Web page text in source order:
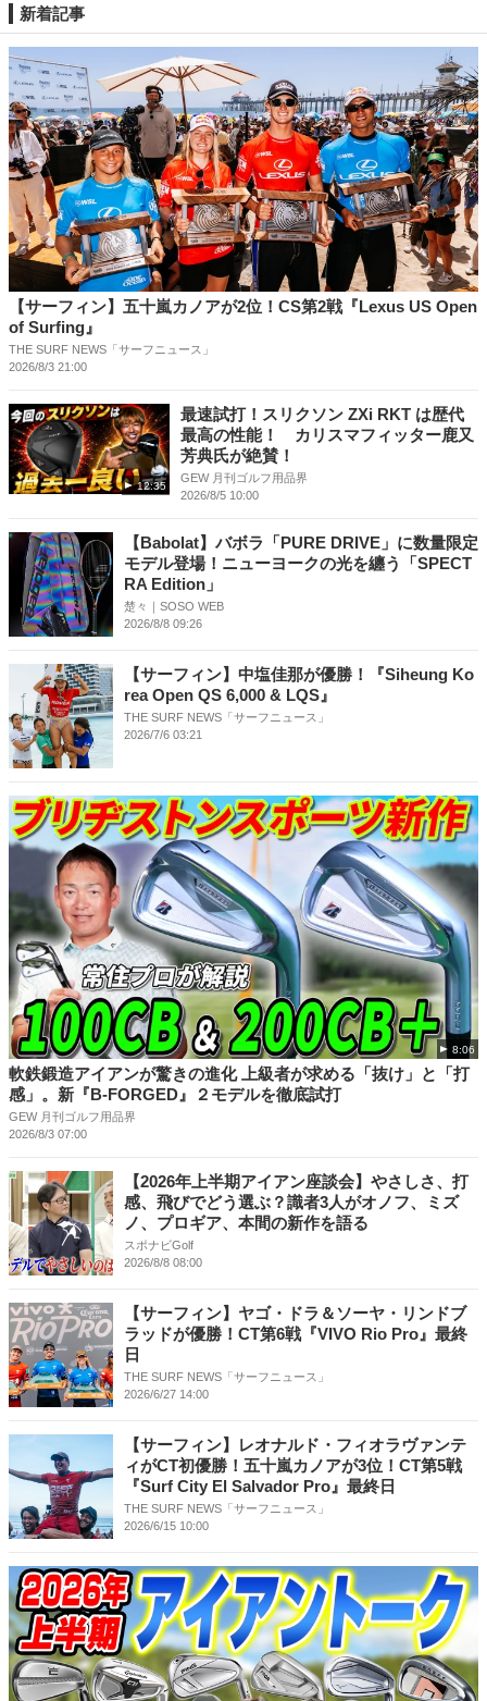
新着記事
【サーフィン】五十嵐カノアが2位！CS第2戦『Lexus US Open
of Surfing』
THE SURF NEWS「サーフニュース」
2026/8/3 21:00
12:35
最速試打！スリクソン ZXi RKT は歴代
最高の性能！ カリスマフィッター鹿又
芳典氏が絶賛！
GEW 月刊ゴルフ用品界
2026/8/5 10:00
【Babolat】バボラ「PURE DRIVE」に数量限定
モデル登場！ニューヨークの光を纏う「SPECT
RA Edition」
楚々｜SOSO WEB
2026/8/8 09:26
【サーフィン】中塩佳那が優勝！『Siheung Ko
rea Open QS 6,000 & LQS』
THE SURF NEWS「サーフニュース」
2026/7/6 03:21
8:06
軟鉄鍛造アイアンが驚きの進化 上級者が求める「抜け」と「打
感」。新『B-FORGED』２モデルを徹底試打
GEW 月刊ゴルフ用品界
2026/8/3 07:00
【2026年上半期アイアン座談会】やさしさ、打
感、飛びでどう選ぶ？識者3人がオノフ、ミズ
ノ、プロギア、本間の新作を語る
スポナビGolf
2026/8/8 08:00
【サーフィン】ヤゴ・ドラ＆ソーヤ・リンドブ
ラッドが優勝！CT第6戦『VIVO Rio Pro』最終
日
THE SURF NEWS「サーフニュース」
2026/6/27 14:00
【サーフィン】レオナルド・フィオラヴァンテ
ィがCT初優勝！五十嵐カノアが3位！CT第5戦
『Surf City El Salvador Pro』最終日
THE SURF NEWS「サーフニュース」
2026/6/15 10:00